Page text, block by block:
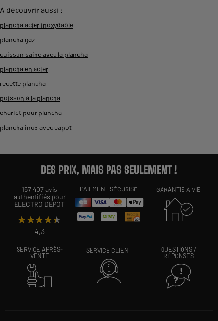
A découvrir aussi :
plancha acier inoxydable
plancha gaz
cuisson saine avec la plancha
plancha en acier
recette plancha
poisson à la plancha
chariot pour plancha
plancha inox avec capot
DES PRIX, MAIS PAS SEULEMENT !
157 407 avis
authentifiés pour
ELECTRO DEPOT
★★★★★
★★★★★
4,3
PAIEMENT SÉCURISÉ GARANTIE À VIE
SERVICE APRÈS-
VENTE
SERVICE CLIENT
QUESTIONS /
RÉPONSES